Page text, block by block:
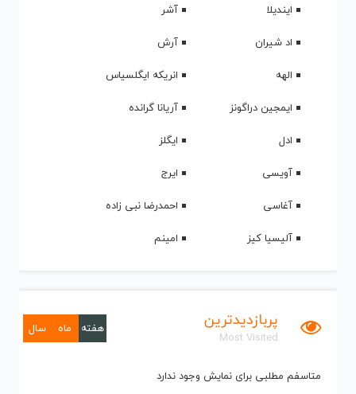
ایندیلا
آشر
اد شیران
آرش
الهه
انریکه ایگلسیاس
ایمجین دراگونز
آریانا گرانده
ادل
ایگلز
آویسی
ایرج
آغاسی
احمدرضا نبی زاده
آلیسیا کیز
امینم
پربازدیدترین
Most Visited
هفته ماه سال
متاسفم مطلبی برای نمایش وجود ندارد